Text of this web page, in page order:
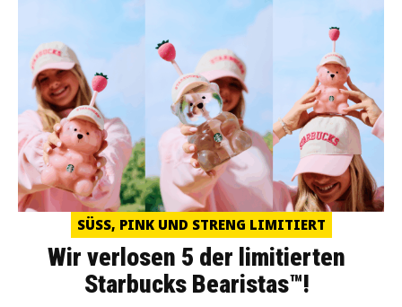
SÜSS, PINK UND STRENG LIMITIERT
Wir verlosen 5 der limitierten
Starbucks Bearistas™!